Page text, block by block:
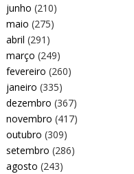
junho (210)
maio (275)
abril (291)
março (249)
fevereiro (260)
janeiro (335)
dezembro (367)
novembro (417)
outubro (309)
setembro (286)
agosto (243)